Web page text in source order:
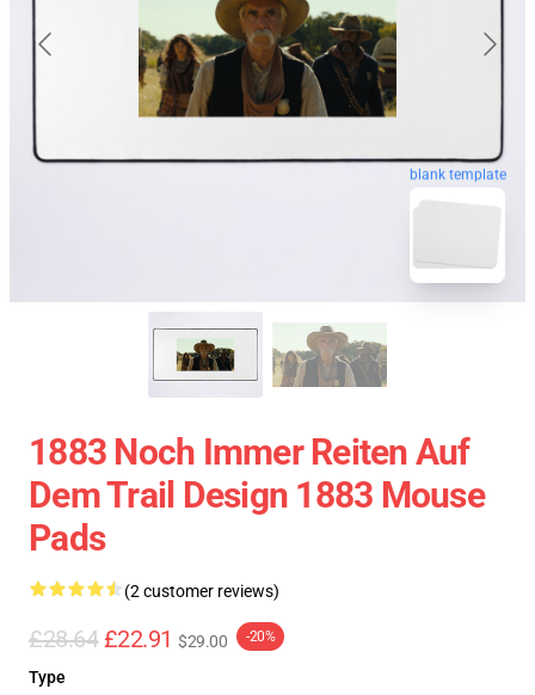
blank template
1883 Noch Immer Reiten Auf
Dem Trail Design 1883 Mouse
Pads
(2 customer reviews)
£28.64 £22.91 $29.00 -20%
Type